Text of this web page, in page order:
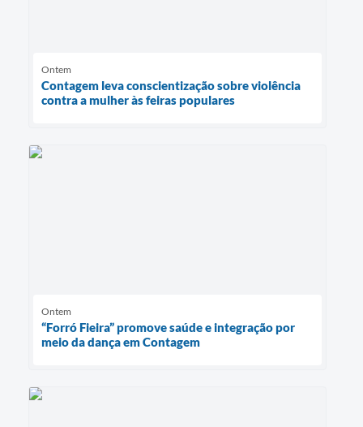
Ontem
Contagem leva conscientização sobre violência
contra a mulher às feiras populares
Ontem
“Forró Fieira” promove saúde e integração por
meio da dança em Contagem